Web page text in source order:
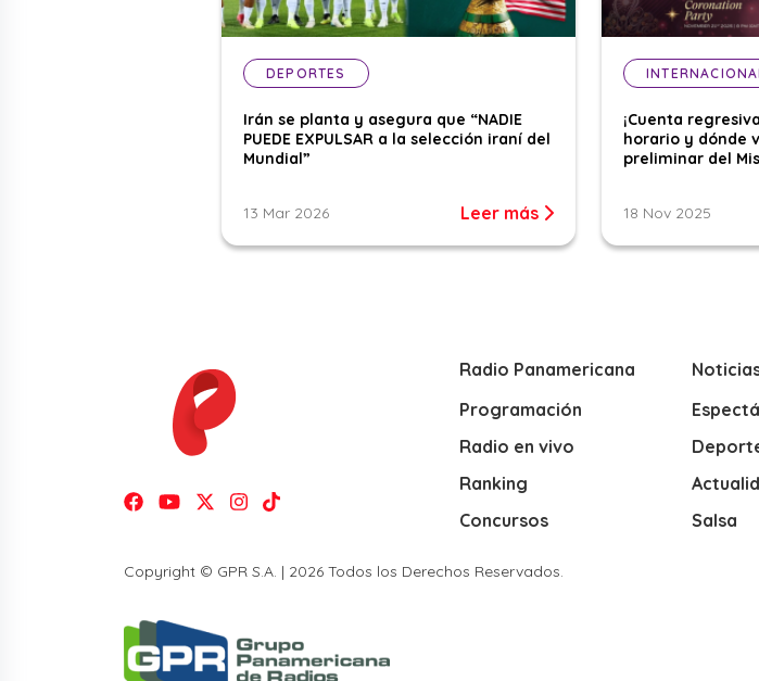
DEPORTES
Irán se planta y asegura que “NADIE
PUEDE EXPULSAR a la selección iraní del
Mundial”
13 Mar 2026 Leer más
¡Cuenta
horario y dónde
preliminar del
18 Nov 2025
Radio Panamericana
Programación
Radio en vivo
Ranking
Concursos
Salsa
Copyright © GPR S.A. | 2026 Todos los Derechos Reservados.